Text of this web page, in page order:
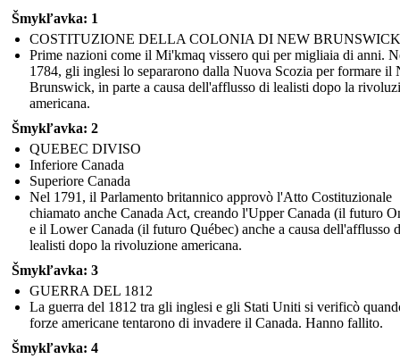
Šmykľavka: 1
COSTITUZIONE DELLA COLONIA DI NEW BRUNSWICK
Prime nazioni come il Mi'kmaq vissero qui per migliaia di anni.
1784, gli inglesi lo separarono dalla Nuova Scozia per formare il
Brunswick, in parte a causa dell'afflusso di lealisti dopo la
americana.
Šmykľavka: 2
QUEBEC DIVISO
Inferiore Canada
Superiore Canada
Nel 1791, il Parlamento britannico approvò l'Atto Costituzionale
chiamato anche Canada Act, creando l'Upper Canada (il futuro
e il Lower Canada (il futuro Québec) anche a causa dell'afflusso
lealisti dopo la rivoluzione americana.
Šmykľavka: 3
GUERRA DEL 1812
La guerra del 1812 tra gli inglesi e gli Stati Uniti si verificò
forze americane tentarono di invadere il Canada. Hanno fallito.
Šmykľavka: 4